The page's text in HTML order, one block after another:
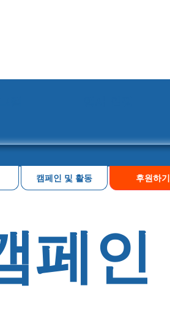
페인
캠페인 및 활동 후원하기